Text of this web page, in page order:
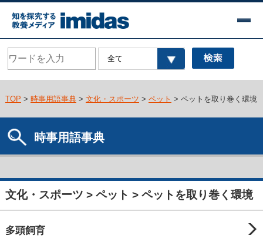
TOP > 時事用語事典> 文化・スポーツ > ペット > ペットを取り巻く環境
時事用語事典
文化・スポーツ > ペット > ペットを取り巻く環境
多頭飼育